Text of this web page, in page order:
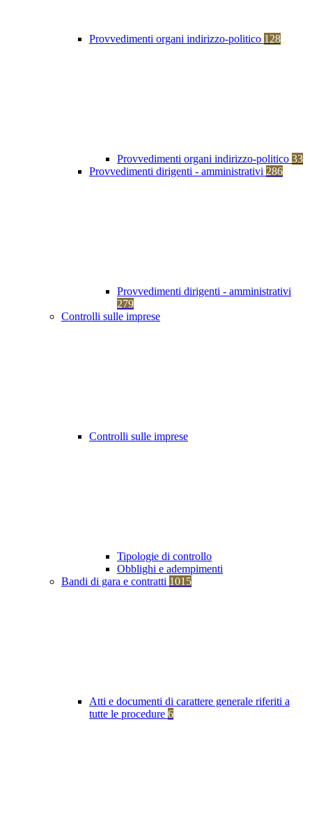
Provvedimenti organi indirizzo-politico 128
Provvedimenti organi indirizzo-politico 33
Provvedimenti dirigenti - amministrativi 286
Provvedimenti dirigenti - amministrativi
279
Controlli sulle imprese
Controlli sulle imprese
Tipologie di controllo
Obblighi e adempimenti
Bandi di gara e contratti 1015
Atti e documenti di carattere generale riferiti a
tutte le procedure 6